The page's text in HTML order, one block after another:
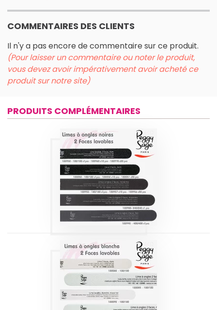
COMMENTAIRES DES CLIENTS
Il n'y a pas encore de commentaire sur ce produit.
(Pour laisser un commentaire ou noter le produit,
vous devez avoir impérativement avoir acheté ce
produit sur notre site)
PRODUITS COMPLÉMENTAIRES
LIME À ONGLES
NOIRES 2 FACES
LAVABLES | PEGGY
SAGE
Produits
LIME À ONGLES
BLANCHE 2 FACES
| PEGGY SAGE
Produits